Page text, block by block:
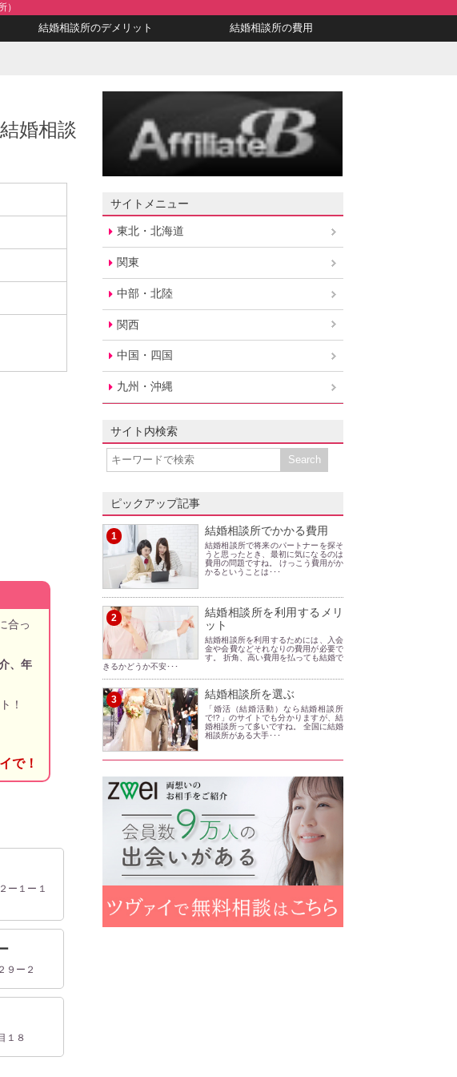
）
結婚相談所のデメリット 結婚相談所の費用
婚相談
合っ
、年
！
で！
ー１ー１
９ー２
１８
サイトメニュー
東北・北海道
関東
中部・北陸
関西
中国・四国
九州・沖縄
サイト内検索
ピックアップ記事
1 結婚相談所でかかる費用
結婚相談所で将来のパートナーを探そ
うと思ったとき、最初に気になるのは
費用の問題ですね。 けっこう費用がか
かるということは･･･
2
結婚相談所を利用するメリ
ット
結婚相談所を利用するためには、入会
金や会費などそれなりの費用が必要で
す。 折角、高い費用を払っても結婚で
きるかどうか不安･･･
3 結婚相談所を選ぶ
「婚活（結婚活動）なら結婚相談所
で!?」のサイトでも分かりますが、結
婚相談所って多いですね。 全国に結婚
相談所がある大手･･･